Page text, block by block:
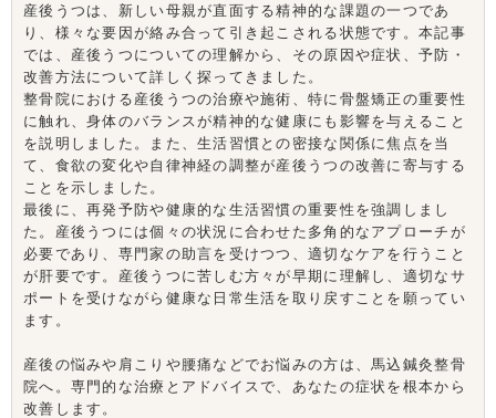
産後うつは、新しい母親が直面する精神的な課題の一つであ
り、様々な要因が絡み合って引き起こされる状態です。本記事
では、産後うつについての理解から、その原因や症状、予防・
改善方法について詳しく探ってきました。
整骨院における産後うつの治療や施術、特に骨盤矯正の重要性
に触れ、身体のバランスが精神的な健康にも影響を与えること
を説明しました。また、生活習慣との密接な関係に焦点を当
て、食欲の変化や自律神経の調整が産後うつの改善に寄与する
ことを示しました。
最後に、再発予防や健康的な生活習慣の重要性を強調しまし
た。産後うつには個々の状況に合わせた多角的なアプローチが
必要であり、専門家の助言を受けつつ、適切なケアを行うこと
が肝要です。産後うつに苦しむ方々が早期に理解し、適切なサ
ポートを受けながら健康な日常生活を取り戻すことを願ってい
ます。
産後の悩みや肩こりや腰痛などでお悩みの方は、馬込鍼灸整骨
院へ。専門的な治療とアドバイスで、あなたの症状を根本から
改善します。